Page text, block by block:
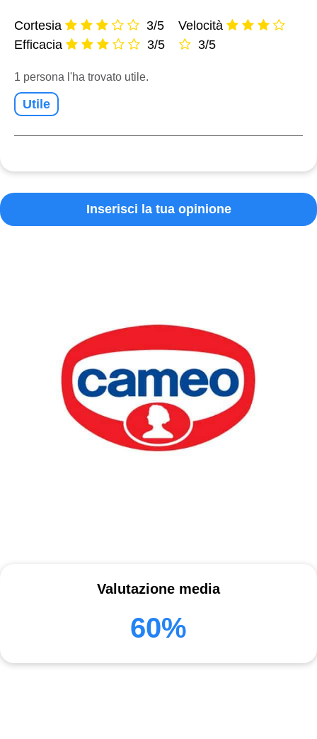
Cortesia
3/5
Efficacia
3/5
Velocità
3/5
1 persona l'ha trovato utile.
Utile
Inserisci la tua opinione
Valutazione media
60%